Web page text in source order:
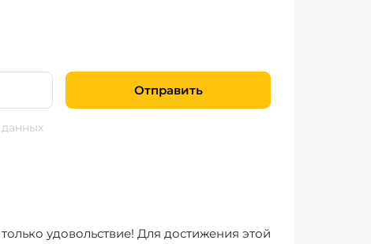
Отправить
удовольствие! Для достижения этой